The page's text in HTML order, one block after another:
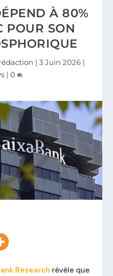
À 80%
POUR SON
| 3 Juin 2026|
| 0
Research révèle que